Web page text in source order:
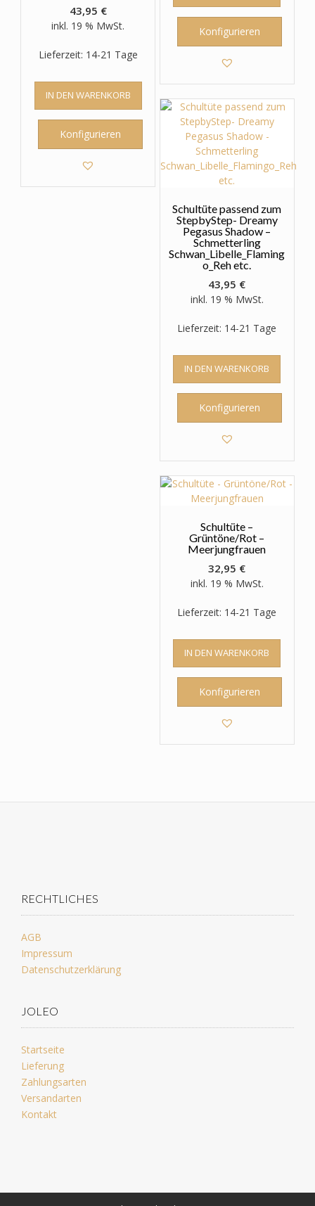
43,95 €
inkl. 19 % MwSt.
Lieferzeit: 14-21 Tage
IN DEN WARENKORB
Konfigurieren
Konfigurieren
Schultüte passend zum
StepbyStep- Dreamy
Pegasus Shadow –
Schmetterling
Schwan_Libelle_Flaming
o_Reh etc.
43,95 €
inkl. 19 % MwSt.
Lieferzeit: 14-21 Tage
IN DEN WARENKORB
Konfigurieren
Schultüte –
Grüntöne/Rot –
Meerjungfrauen
32,95 €
inkl. 19 % MwSt.
Lieferzeit: 14-21 Tage
IN DEN WARENKORB
Konfigurieren
RECHTLICHES
AGB
Impressum
Datenschutzerklärung
JOLEO
Startseite
Lieferung
Zahlungsarten
Versandarten
Kontakt